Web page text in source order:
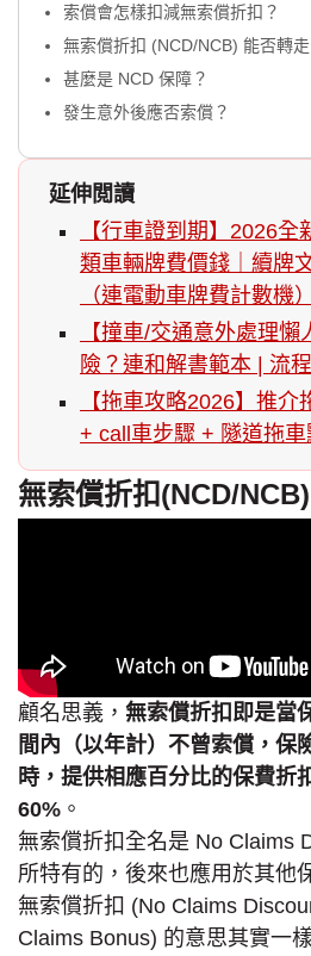
索償會怎樣扣減無索償折扣？
無索償折扣 (NCD/NCB) 能否轉走
甚麼是 NCD 保障？
發生意外後應否索償？
延伸閲讀
【行車證到期】2026
類車輛牌費價錢｜續牌
（連電動車牌費計數機）
【撞車/交通意外處理
險？連和解書範本 | 流
【拖車攻略2026】推
+ call車步驟 + 隧道拖車
無索償折扣(NCD/
顧名思義， 無索償折扣即是當
間內（以年計）不曾索償，保
時，提供相應百分比的保費折
60% 。
無索償折扣全名是 No Claims
所特有的，後來也應用於其他
無索償折扣 (No Claims
Claims Bonus) 的意思其實一